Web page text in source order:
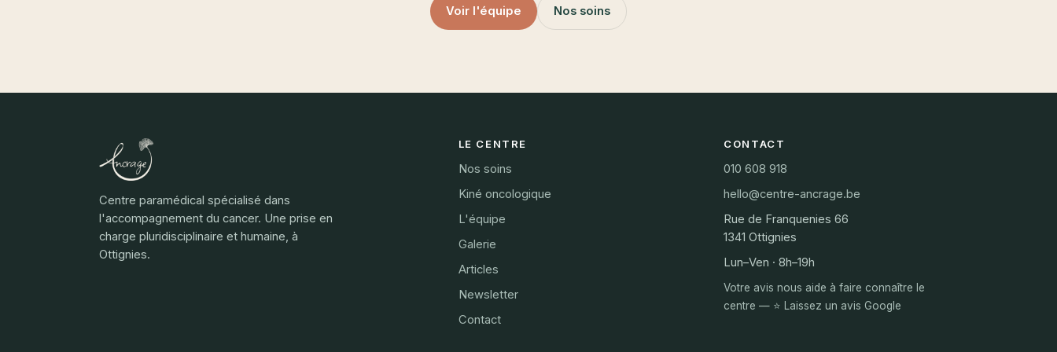
Voir l'équipe Nos soins
Centre paramédical spécialisé dans
l'accompagnement du cancer. Une prise en
charge pluridisciplinaire et humaine, à
Ottignies.
LE CENTRE
Nos soins
Kiné oncologique
L'équipe
Galerie
Articles
Newsletter
Contact
CONTACT
010 608 918
hello@centre-ancrage.be
Rue de Franquenies 66
1341 Ottignies
Lun–Ven · 8h–19h
Votre avis nous aide à faire connaître le
centre — ⭐ Laissez un avis Google